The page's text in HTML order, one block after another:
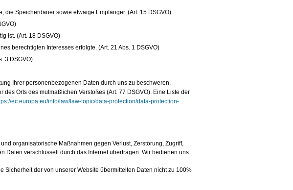
Speicherdauer sowie etwaige Empfänger. (Art. 15 DSGVO)
ist. (Art. 18 DSGVO)
berechtigten Interesses erfolgte. (Art. 21 Abs. 1 DSGVO)
3 DSGVO)
Ihrer personenbezogenen Daten durch uns zu beschweren,
Orts des mutmaßlichen Verstoßes (Art. 77 DSGVO). Eine Liste der
ec.europa.eu/info/law/law-topic/data-protection/data-protection-
organisatorische Maßnahmen gegen Verlust, Zerstörung, Zugriff,
Daten verschlüsselt durch das Internet übertragen. Wir bedienen uns
der von unserer Website übermittelten Daten nicht zu 100%